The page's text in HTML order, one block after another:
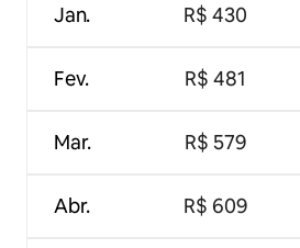
Jan.
Fev.
Mar.
Abr.
R$ 430
R$ 481
R$ 579
R$ 609